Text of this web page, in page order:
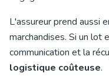
L'assureur prend aussi
marchandises. Si un lot
communication et la
logistique coûteuse.